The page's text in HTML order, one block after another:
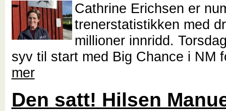
Cathrine Erichsen er
trenerstatistikken med
millioner innridd.
syv til start med Big Chance i NM
mer
Den satt! Hilsen